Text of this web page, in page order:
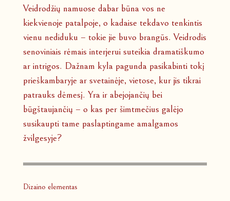
Veidrodžių namuose dabar būna vos ne
kiekvienoje patalpoje, o kadaise tekdavo tenkintis
vienu nediduku – tokie jie buvo brangūs. Veidrodis
senoviniais rėmais interjerui suteikia dramatiškumo
ar intrigos. Dažnam kyla pagunda pasikabinti tokį
prieškambaryje ar svetainėje, vietose, kur jis tikrai
patrauks dėmesį. Yra ir abejojančių bei
būgštaujančių – o kas per šimtmečius galėjo
susikaupti tame paslaptingame amalgamos
žvilgesyje?
Dizaino elementas